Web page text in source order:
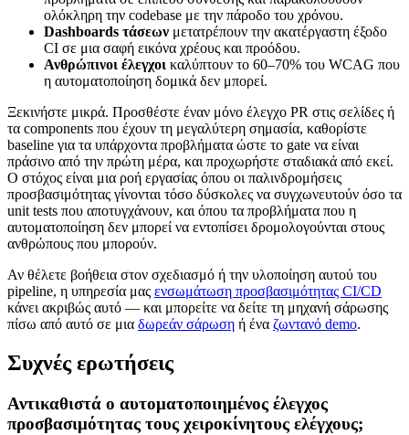
ολόκληρη την codebase με την πάροδο του χρόνου.
Dashboards τάσεων μετατρέπουν την ακατέργαστη έξοδο
CI σε μια σαφή εικόνα χρέους και προόδου.
Ανθρώπινοι έλεγχοι καλύπτουν το 60–70% του WCAG που
η αυτοματοποίηση δομικά δεν μπορεί.
Ξεκινήστε μικρά. Προσθέστε έναν μόνο έλεγχο PR στις σελίδες ή
τα components που έχουν τη μεγαλύτερη σημασία, καθορίστε
baseline για τα υπάρχοντα προβλήματα ώστε το gate να είναι
πράσινο από την πρώτη μέρα, και προχωρήστε σταδιακά από εκεί.
Ο στόχος είναι μια ροή εργασίας όπου οι παλινδρομήσεις
προσβασιμότητας γίνονται τόσο δύσκολες να συγχωνευτούν όσο τα
unit tests που αποτυγχάνουν, και όπου τα προβλήματα που η
αυτοματοποίηση δεν μπορεί να εντοπίσει δρομολογούνται στους
ανθρώπους που μπορούν.
Αν θέλετε βοήθεια στον σχεδιασμό ή την υλοποίηση αυτού του
pipeline, η υπηρεσία μας ενσωμάτωση προσβασιμότητας CI/CD
κάνει ακριβώς αυτό — και μπορείτε να δείτε τη μηχανή σάρωσης
πίσω από αυτό σε μια δωρεάν σάρωση ή ένα ζωντανό demo.
Συχνές ερωτήσεις
Αντικαθιστά ο αυτοματοποιημένος έλεγχος
προσβασιμότητας τους χειροκίνητους ελέγχους;